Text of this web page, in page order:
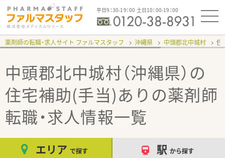
平日9：30-19：00 土日10：00-19：00
薬剤師の転職・求人サイト ファルマスタッフ 沖縄県 中頭郡北中城村 住
中頭郡北中城村（沖縄県）の
住宅補助(手当)あり の薬剤師
転職・求人情報一覧
エリア で探す 駅 から探す